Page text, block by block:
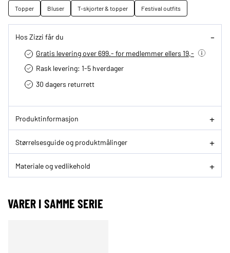
Topper Bluser T-skjorter & topper Festival outfits
Hos Zizzi får du
Gratis levering over 699.- for medlemmer ellers 19,-
Rask levering: 1-5 hverdager
30 dagers returrett
Produktinformasjon
Størrelsesguide og produktmålinger
Materiale og vedlikehold
VARER I SAMME SERIE